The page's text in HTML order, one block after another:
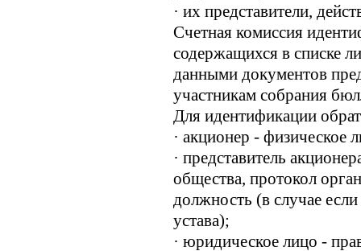
· их представители,
Счетная комиссия
содержащихся в списке
данными документов
участникам собрания
Для идентификации
· акционер - физическое
· представитель
общества, протокол
должность (в случае
устава);
· юридическое лицо -